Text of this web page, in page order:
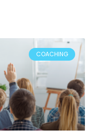
COACHING